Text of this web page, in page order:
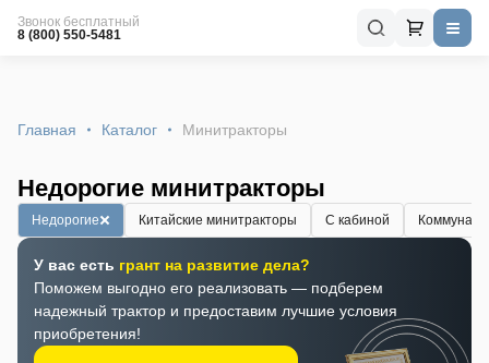
Звонок бесплатный
8 (800) 550-5481
Главная Каталог Минитракторы
Недорогие минитракторы
Недорогие Китайские минитракторы С кабиной
У вас есть грант на развитие дела?
Поможем выгодно его реализовать — подберем
надежный трактор и предоставим лучшие условия
приобретения!